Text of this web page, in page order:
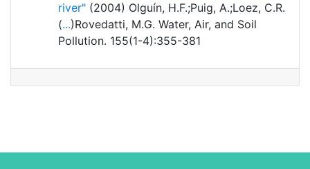
river" (2004) Olguín, H.F.;Puig, A.;Loez, C.R.
(...)Rovedatti, M.G. Water, Air, and Soil
Pollution. 155(1-4):355-381